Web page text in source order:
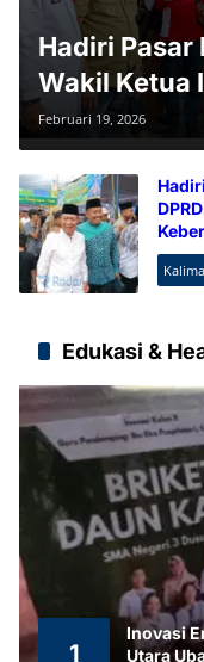
Hadiri Pasar
Wakil Ketua
UMKM Bersih
Februari 19, 2026
Edukasi &
1
Inovasi
Utara